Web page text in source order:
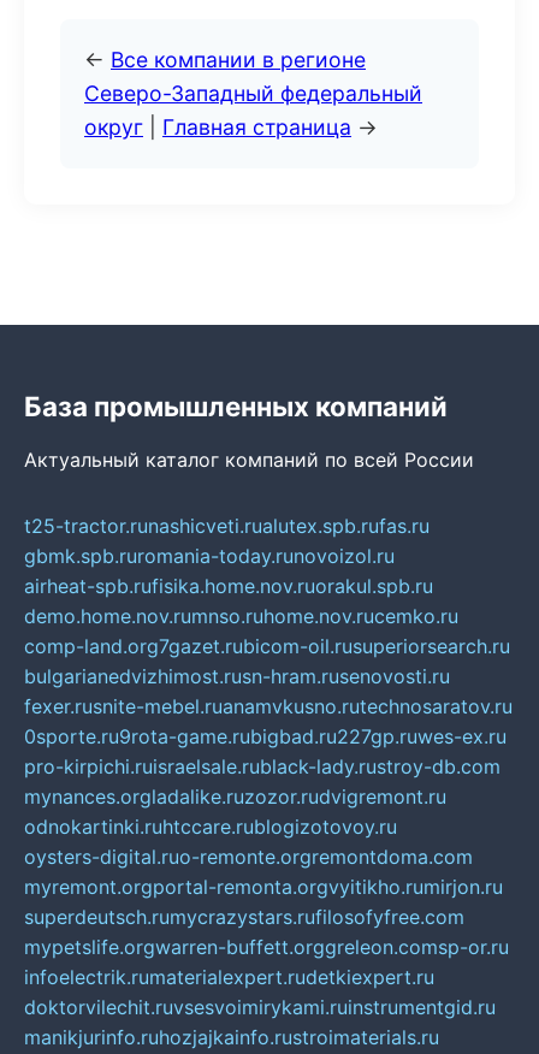
← Все компании в регионе
Северо-Западный федеральный
округ
Главная страница →
База промышленных компаний
Актуальный каталог компаний по всей России
t25-tractor.runashicveti.rualutex.spb.rufas.ru
gbmk.spb.ruromania-today.runovoizol.ru
airheat-spb.rufisika.home.nov.ruorakul.spb.ru
demo.home.nov.rumnso.ruhome.nov.rucemko.ru
comp-land.org7gazet.rubicom-oil.rusuperiorsearch.ru
bulgarianedvizhimost.rusn-hram.rusenovosti.ru
fexer.rusnite-mebel.ruanamvkusno.rutechnosaratov.ru
0sporte.ru9rota-game.rubigbad.ru227gp.ruwes-ex.ru
pro-kirpichi.ruisraelsale.rublack-lady.rustroy-db.com
mynances.orgladalike.ruzozor.rudvigremont.ru
odnokartinki.ruhtccare.rublogizotovoy.ru
oysters-digital.ruo-remonte.orgremontdoma.com
myremont.orgportal-remonta.orgvyitikho.rumirjon.ru
superdeutsch.rumycrazystars.rufilosofyfree.com
mypetslife.orgwarren-buffett.orggreleon.comsp-or.ru
infoelectrik.rumaterialexpert.rudetkiexpert.ru
doktorvilechit.ruvsesvoimirykami.ruinstrumentgid.ru
manikjurinfo.ruhozjajkainfo.rustroimaterials.ru